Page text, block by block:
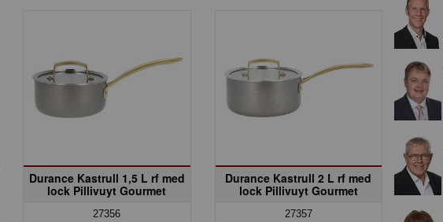
Durance Kastrull 1,5 L rf med
lock Pillivuyt Gourmet
27356
Durance Kastrull 2 L rf med
lock Pillivuyt Gourmet
27357